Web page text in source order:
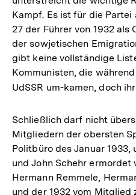
Kampf. Es ist für die
27 der Führer von 1932
der sowjetischen
gibt keine vollständige
Kommunisten, die
UdSSR um-kamen, doch
Schließlich darf nicht
Mitgliedern der obersten
Politbüro des Januar
und John Schehr
Hermann Remmele,
und der 1932 vom Mitglied